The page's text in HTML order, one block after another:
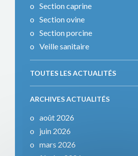
Section caprine
Section ovine
Section porcine
Veille sanitaire
TOUTES LES ACTUALITÉS
ARCHIVES ACTUALITÉS
août 2026
juin 2026
mars 2026